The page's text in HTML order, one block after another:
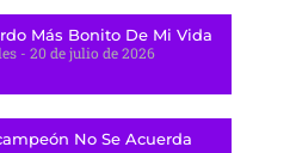
Más Bonito De Mi Vida
20 de julio de 2026
No Se Acuerda